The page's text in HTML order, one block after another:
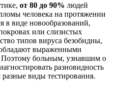
от 80 до 90% людей
человека на протяжении
в виде новообразований,
или слизистых
типов вируса безобидны,
обладают выраженными
больным, узнавшим о
разновидность
виды тестирования.